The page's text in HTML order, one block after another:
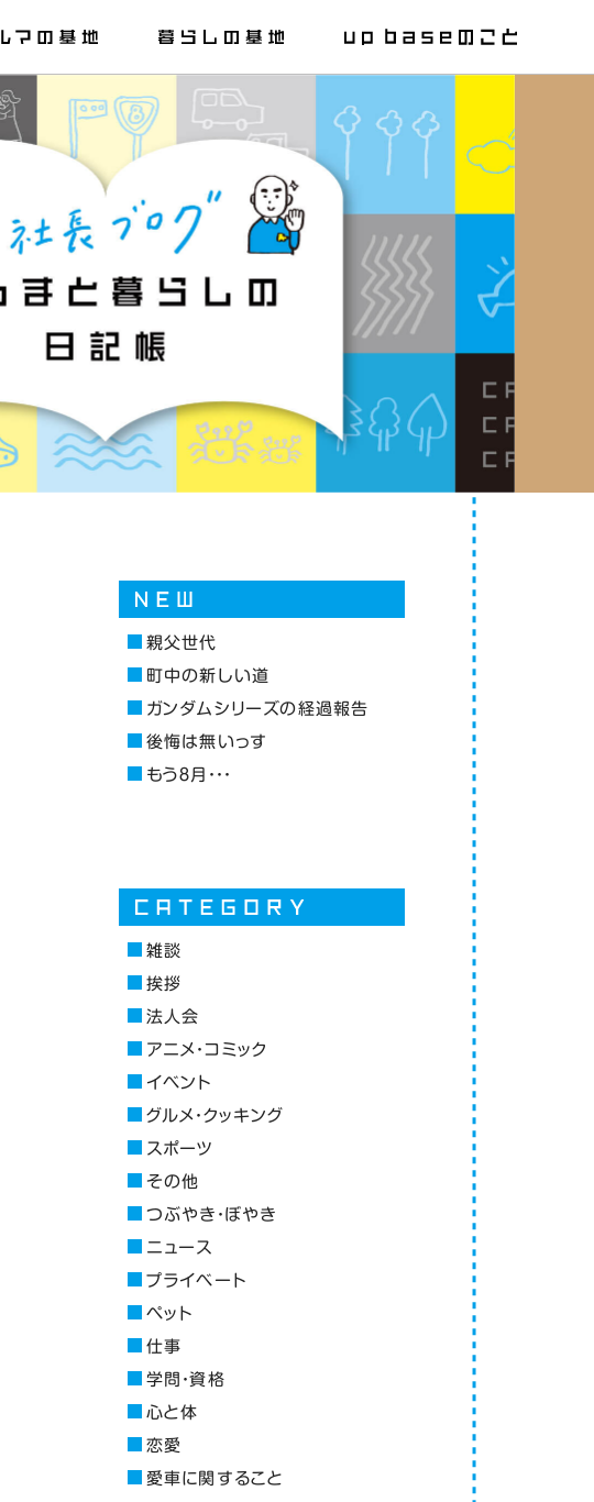
親父世代
町中の新しい道
ガンダムシリーズの経過報告
後悔は無いっす
もう８月・・・
雑談
挨拶
法人会
アニメ・コミック
イベント
グルメ・クッキング
スポーツ
その他
つぶやき・ぼやき
ニュース
プライベート
ペット
仕事
学問・資格
心と体
恋愛
愛車に関すること